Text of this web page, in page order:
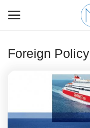
Foreign Policy